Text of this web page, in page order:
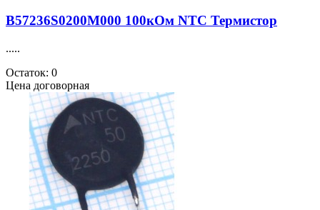
B57236S0200M000 100кОм NTC Термистор
.....
Остаток: 0
Цена договорная